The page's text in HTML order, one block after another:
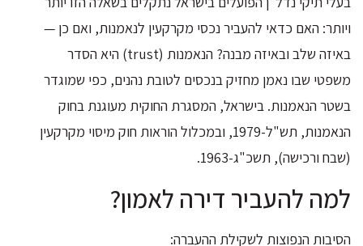
ויותר: האם כדאי להעביר נכסי מקרקעין לנאמנות, ואם כן —
באיזה שלב ובאיזה מבנה? הנאמנות (trust) היא הסדר
משפטי שבו נאמן מחזיק בנכסים לטובת נהנים, כפי שמוגדר
בשטר הנאמנות. בישראל, המסגרת החוקית מעוגנת בחוק
הנאמנות, תש"ל-1979, ובמכלול הוראות חוק מיסוי מקרקעין
(שבח ורכישה), תשכ"ג-1963.
למה להעביר דירה לאמון?
הסיבות הנפוצות לשקילת ההעברה: